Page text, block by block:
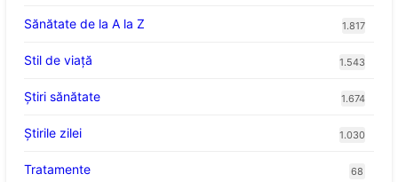
Sănătate de la A la Z 1.817
Stil de viaţă 1.543
Ştiri sănătate 1.674
Știrile zilei 1.030
Tratamente 68